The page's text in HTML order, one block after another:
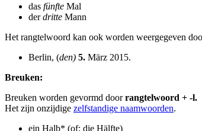
das fünfte Mal
derdritte Mann
Het rangtelwoord kan ook worden weergegeven
Berlin, (den) 5. März 2015.
Breuken:
Breuken worden gevormd doorrangtelwoord + -l.
Het zijn onzijdige zelfstandige naamwoorden.
ein Halb* (of: die Hälfte)